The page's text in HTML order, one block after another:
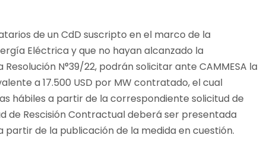
de un CdD suscripto en el marco de la
Eléctrica y que no hayan alcanzado la
N°39/22, podrán solicitar ante CAMMESA la
a 17.500 USD por MW contratado, el cual
hábiles a partir de la correspondiente solicitud de
de Rescisión Contractual deberá ser presentada
partir de la publicación de la medida en cuestión.